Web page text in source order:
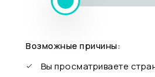
Возможные причины:
Вы просматриваете